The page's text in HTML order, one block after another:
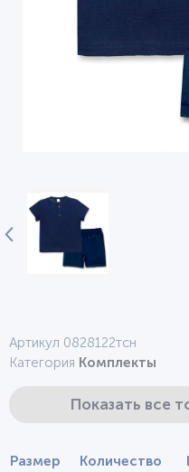
Артикул 0828122тсн
Категория Комплекты
Показать все
Размер Количество